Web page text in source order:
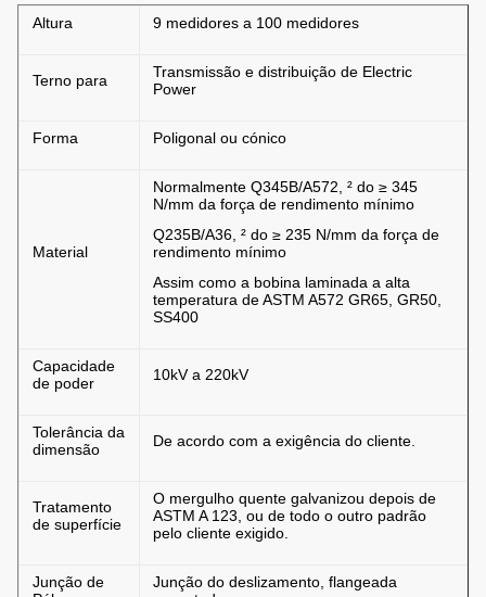
Altura 9 medidores a 100 medidores
Terno para
Transmissão e distribuição de Electric
Power
Forma Poligonal ou cónico
Material
Normalmente Q345B/A572, ² do ≥ 345
N/mm da força de rendimento mínimo
Q235B/A36, ² do ≥ 235 N/mm da força de
rendimento mínimo
Assim como a bobina laminada a alta
temperatura de ASTM A572 GR65, GR50,
SS400
Capacidade
de poder
10kV a 220kV
Tolerância da
dimensão
De acordo com a exigência do cliente.
Tratamento
de superfície
O mergulho quente galvanizou depois de
ASTM A 123, ou de todo o outro padrão
pelo cliente exigido.
Junção de
Junção do deslizamento, flangeada